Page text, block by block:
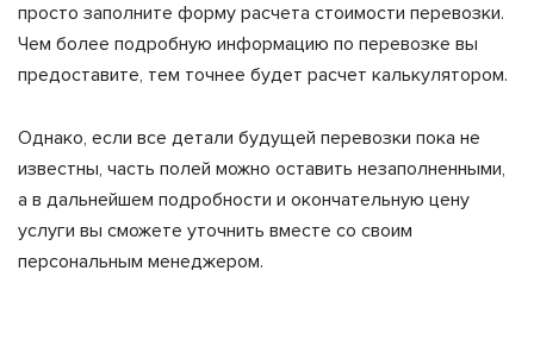
просто заполните форму расчета стоимости перевозки.
Чем более подробную информацию по перевозке вы
предоставите, тем точнее будет расчет калькулятором.
Однако, если все детали будущей перевозки пока не
известны, часть полей можно оставить незаполненными,
а в дальнейшем подробности и окончательную цену
услуги вы сможете уточнить вместе со своим
персональным менеджером.